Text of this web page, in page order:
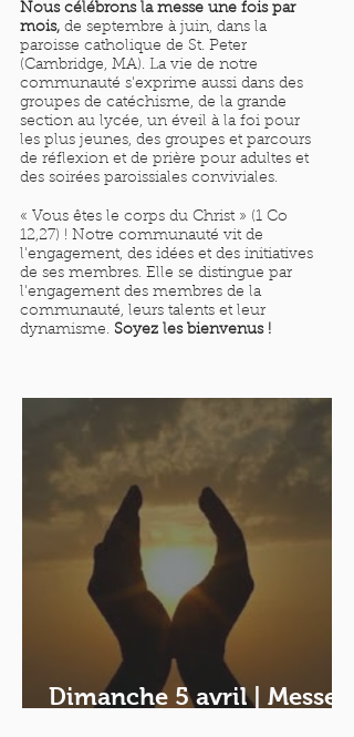
Nous célébrons la messe une fois par
mois, de septembre à juin, dans la
paroisse catholique de St. Peter
(Cambridge, MA). La vie de notre
communauté s'exprime aussi dans des
groupes de catéchisme, de la grande
section au lycée, un éveil à la foi pour
les plus jeunes, des groupes et parcours
de réflexion et de prière pour adultes et
des soirées paroissiales conviviales.
« Vous êtes le corps du Christ » (1 Co
12,27) ! Notre communauté vit de
l'engagement, des idées et des initiatives
de ses membres. Elle se distingue par
l'engagement des membres de la
communauté, leurs talents et leur
dynamisme. Soyez les bienvenus !
Dimanche 5 avril | Messe